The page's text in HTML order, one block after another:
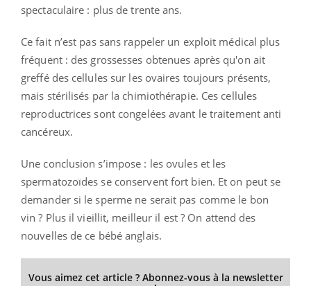
spectaculaire : plus de trente ans.
Ce fait n’est pas sans rappeler un exploit médical plus
fréquent : des grossesses obtenues après qu'on ait
greffé des cellules sur les ovaires toujours présents,
mais stérilisés par la chimiothérapie. Ces cellules
reproductrices sont congelées avant le traitement anti
cancéreux.
Une conclusion s’impose : les ovules et les
spermatozoïdes se conservent fort bien. Et on peut se
demander si le sperme ne serait pas comme le bon
vin ? Plus il vieillit, meilleur il est ? On attend des
nouvelles de ce bébé anglais.
Vous aimez cet article ? Abonnez-vous à la newsletter